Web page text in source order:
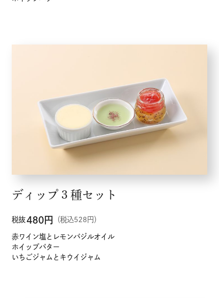
ディップ３種セット
税抜480円 （税込528円）
赤ワイン塩とレモンバジルオイル
ホイップバター
いちごジャムとキウイジャム